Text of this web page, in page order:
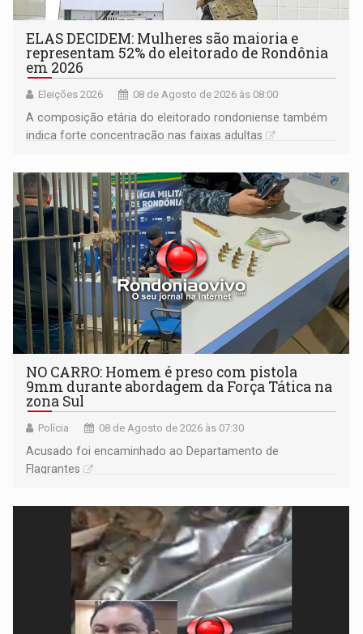
ELAS DECIDEM: Mulheres são maioria e
representam 52% do eleitorado de Rondônia
em 2026
Eleições 2026 08 de Agosto de 2026 às 08:00
A composição etária do eleitorado rondoniense também
indica forte concentração nas faixas adultas
NO CARRO: Homem é preso com pistola
9mm durante abordagem da Força Tática na
zona Sul
Polícia 08 de Agosto de 2026 às 07:30
Acusado foi encaminhado ao Departamento de
Flagrantes